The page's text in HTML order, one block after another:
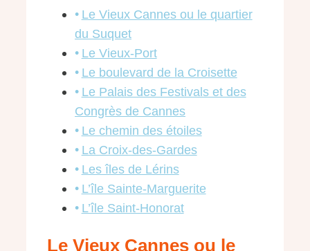
Le Vieux Cannes ou le quartier
du Suquet
Le Vieux-Port
Le boulevard de la Croisette
Le Palais des Festivals et des
Congrès de Cannes
Le chemin des étoiles
La Croix-des-Gardes
Les îles de Lérins
L’île Sainte-Marguerite
L’île Saint-Honorat
Le Vieux Cannes ou le